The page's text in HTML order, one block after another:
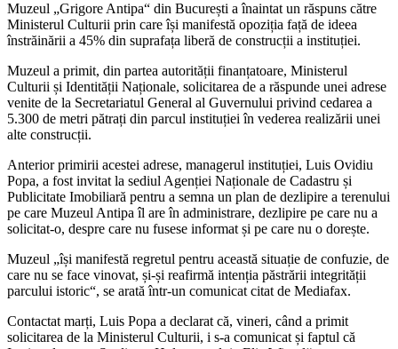
Muzeul „Grigore Antipa“ din București a înaintat un răspuns către
Ministerul Culturii prin care își manifestă opoziția față de ideea
înstrăinării a 45% din suprafața liberă de construcții a instituției.
Muzeul a primit, din partea autorității finanțatoare, Ministerul
Culturii și Identității Naționale, solicitarea de a răspunde unei adrese
venite de la Secretariatul General al Guvernului privind cedarea a
5.300 de metri pătrați din parcul instituției în vederea realizării unei
alte construcții.
Anterior primirii acestei adrese, managerul instituției, Luis Ovidiu
Popa, a fost invitat la sediul Agenției Naționale de Cadastru și
Publicitate Imobiliară pentru a semna un plan de dezlipire a terenului
pe care Muzeul Antipa îl are în administrare, dezlipire pe care nu a
solicitat-o, despre care nu fusese informat și pe care nu o dorește.
Muzeul „își manifestă regretul pentru această situație de confuzie, de
care nu se face vinovat, și-și reafirmă intenția păstrării integrității
parcului istoric“, se arată într-un comunicat citat de Mediafax.
Contactat marți, Luis Popa a declarat că, vineri, când a primit
solicitarea de la Ministerul Culturii, i s-a comunicat și faptul că